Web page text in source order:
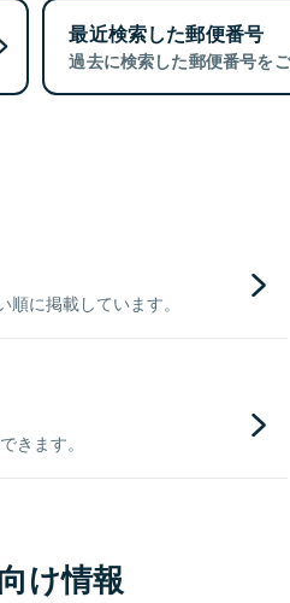
最近検索した郵便番号
過去に検索した郵便番号を
に掲載しています。
きます。
け情報